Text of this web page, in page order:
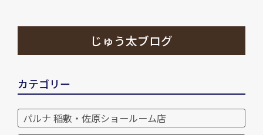
じゅう太ブログ
カテゴリー
パルナ 稲敷・佐原ショールーム店